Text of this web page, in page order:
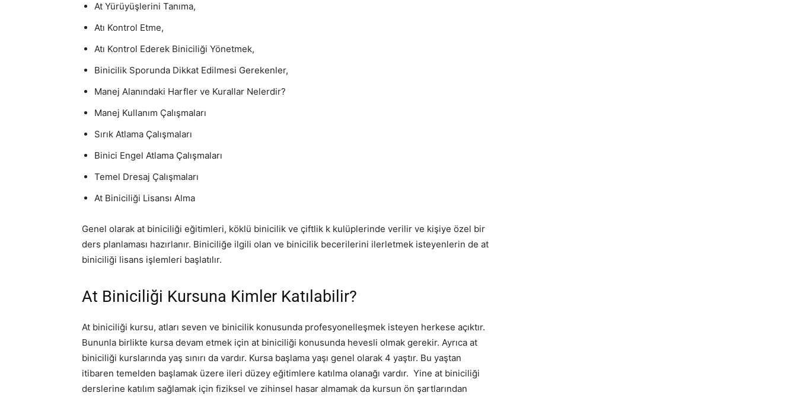
At Yürüyüşlerini Tanıma,
Atı Kontrol Etme,
Atı Kontrol Ederek Biniciliği Yönetmek,
Binicilik Sporunda Dikkat Edilmesi Gerekenler,
Manej Alanındaki Harfler ve Kurallar Nelerdir?
Manej Kullanım Çalışmaları
Sırık Atlama Çalışmaları
Binici Engel Atlama Çalışmaları
Temel Dresaj Çalışmaları
At Biniciliği Lisansı Alma
Genel olarak at biniciliği eğitimleri, köklü binicilik ve çiftlik k kulüplerinde verilir ve kişiye özel bir
ders planlaması hazırlanır. Biniciliğe ilgili olan ve binicilik becerilerini ilerletmek isteyenlerin de at
biniciliği lisans işlemleri başlatılır.
At Biniciliği Kursuna Kimler Katılabilir?
At biniciliği kursu, atları seven ve binicilik konusunda profesyonelleşmek isteyen herkese açıktır.
Bununla birlikte kursa devam etmek için at biniciliği konusunda hevesli olmak gerekir. Ayrıca at
biniciliği kurslarında yaş sınırı da vardır. Kursa başlama yaşı genel olarak 4 yaştır. Bu yaştan
itibaren temelden başlamak üzere ileri düzey eğitimlere katılma olanağı vardır. Yine at biniciliği
derslerine katılım sağlamak için fiziksel ve zihinsel hasar almamak da kursun ön şartlarından